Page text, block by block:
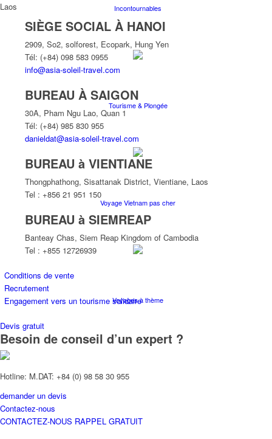
Incontournables
Tourisme & Plongée
Voyage Vietnam pas cher
Voyages à thème
Laos
SIÈGE SOCIAL À HANOI
2909, So2, solforest, Ecopark, Hung Yen
Tél: (+84) 098 583 0955
info@asia-soleil-travel.com
BUREAU À SAIGON
30A, Pham Ngu Lao, Quan 1
Tél: (+84) 985 830 955
danieldat@asia-soleil-travel.com
BUREAU à VIENTIANE
Thongphathong, Sisattanak District, Vientiane, Laos
Tel : +856 21 951 150
BUREAU à SIEMREAP
Banteay Chas, Siem Reap Kingdom of Cambodia
Tel : +855 12726939
Conditions de vente
Recrutement
Engagement vers un tourisme solidaire
Devis gratuit
Besoin de conseil d’un expert ?
Hotline: M.DAT: +84 (0) 98 58 30 955
demander un devis
Contactez-nous
CONTACTEZ-NOUS RAPPEL GRATUIT